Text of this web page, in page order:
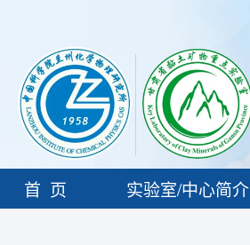
首页 实验室/中心简介